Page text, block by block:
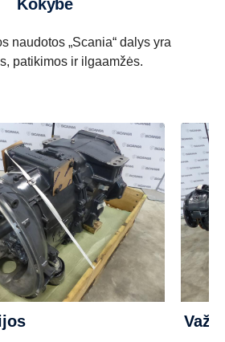
Kokybė
naudotos „Scania“ dalys yra
patikimos ir ilgaamžės.